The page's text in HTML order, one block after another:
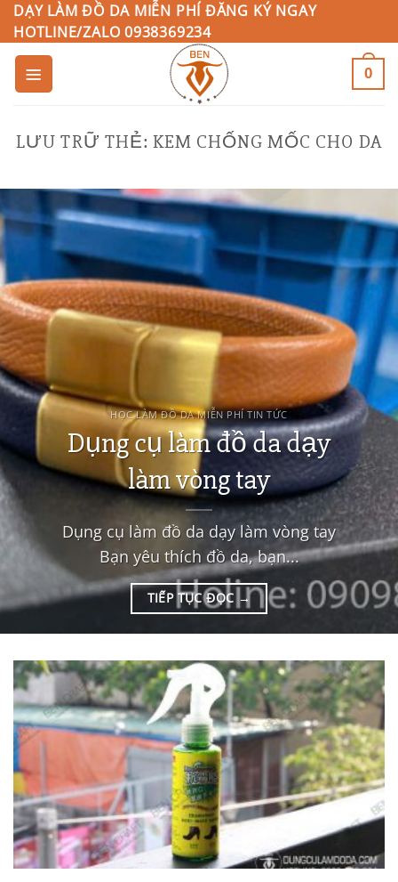
Bỏ
qua
nội
DẠY LÀM ĐỒ DA MIỄN PHÍ ĐĂNG KÝ NGAY
HOTLINE/ZALO 0938369234
0
LƯU TRỮ THẺ: KEM CHỐNG MỐC CHO DA
HỌC LÀM ĐỒ DA MIỄN PHÍ TIN TỨC
Dụng cụ làm đồ da dạy
làm vòng tay
Dụng cụ làm đồ da dạy làm vòng tay
Bạn yêu thích đồ da, bạn...
TIẾP TỤC ĐỌC →